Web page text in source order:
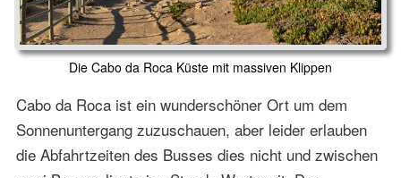
Die Cabo da Roca Küste mit massiven Klippen
Cabo da Roca ist ein wunderschöner Ort um dem
Sonnenuntergang zuzuschauen, aber leider erlauben
die Abfahrtzeiten des Busses dies nicht und zwischen